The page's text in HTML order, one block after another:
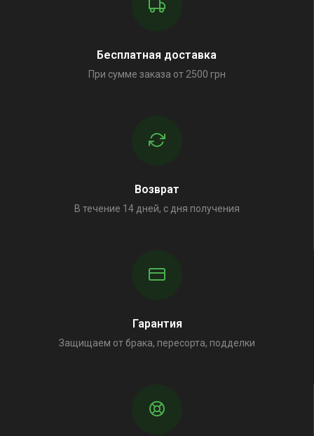
Бесплатная доставка
При сумме заказа от 2500 грн
Возврат
В течение 14 дней, с дня получения
Гарантия
Защищаем от брака, пересорта, подделки